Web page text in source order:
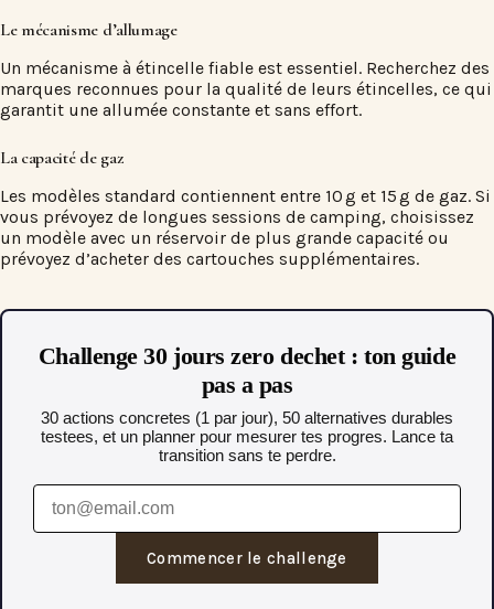
Le mécanisme d’allumage
Un mécanisme à étincelle fiable est essentiel. Recherchez des
marques reconnues pour la qualité de leurs étincelles, ce qui
garantit une allumée constante et sans effort.
La capacité de gaz
Les modèles standard contiennent entre 10 g et 15 g de gaz. Si
vous prévoyez de longues sessions de camping, choisissez
un modèle avec un réservoir de plus grande capacité ou
prévoyez d’acheter des cartouches supplémentaires.
Challenge 30 jours zero dechet : ton guide
pas a pas
30 actions concretes (1 par jour), 50 alternatives durables
testees, et un planner pour mesurer tes progres. Lance ta
transition sans te perdre.
Commencer le challenge